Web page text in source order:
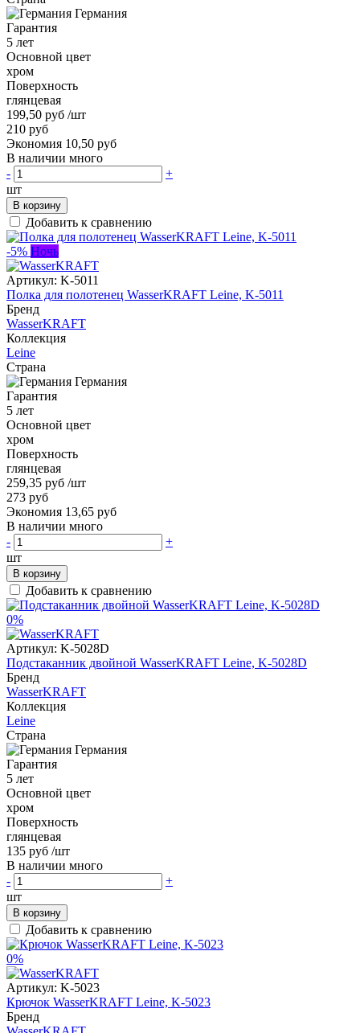
Германия
Гарантия
5 лет
Основной цвет
хром
Поверхность
глянцевая
199,50 руб /шт
210 руб
Экономия 10,50 руб
В наличии много
-
+
шт
В корзину
Добавить к сравнению
-5% Ночь
Артикул: K-5011
Полка для полотенец WasserKRAFT Leine, K-5011
Бренд
WasserKRAFT
Коллекция
Leine
Страна
Германия
Гарантия
5 лет
Основной цвет
хром
Поверхность
глянцевая
259,35 руб /шт
273 руб
Экономия 13,65 руб
В наличии много
-
+
шт
В корзину
Добавить к сравнению
0%
Артикул: K-5028D
Подстаканник двойной WasserKRAFT Leine, K-5028D
Бренд
WasserKRAFT
Коллекция
Leine
Страна
Германия
Гарантия
5 лет
Основной цвет
хром
Поверхность
глянцевая
135 руб /шт
В наличии много
-
+
шт
В корзину
Добавить к сравнению
0%
Артикул: K-5023
Крючок WasserKRAFT Leine, K-5023
Бренд